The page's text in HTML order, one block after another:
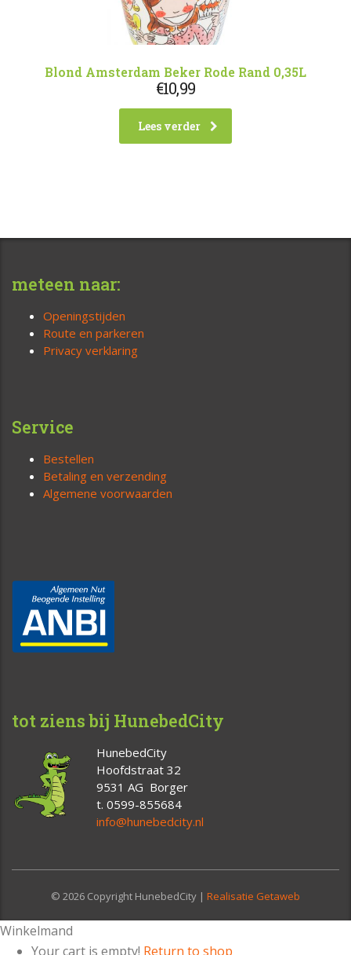
Blond Amsterdam Beker Rode Rand 0,35L
€10,99
Lees verder
meteen naar:
Openingstijden
Route en parkeren
Privacy verklaring
Service
Bestellen
Betaling en verzending
Algemene voorwaarden
tot ziens bij HunebedCity
HunebedCity
Hoofdstraat 32
9531 AG Borger
t. 0599-855684
info@hunebedcity.nl
© 2026 Copyright HunebedCity | Realisatie Getaweb
Winkelmand
Your cart is empty! Return to shop